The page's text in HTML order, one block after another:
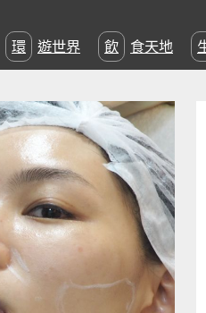
環遊世界 飲食天地